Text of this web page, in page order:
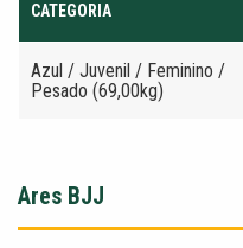
CATEGORIA
Azul / Juvenil / Feminino /
Pesado (69,00kg)
Ares BJJ